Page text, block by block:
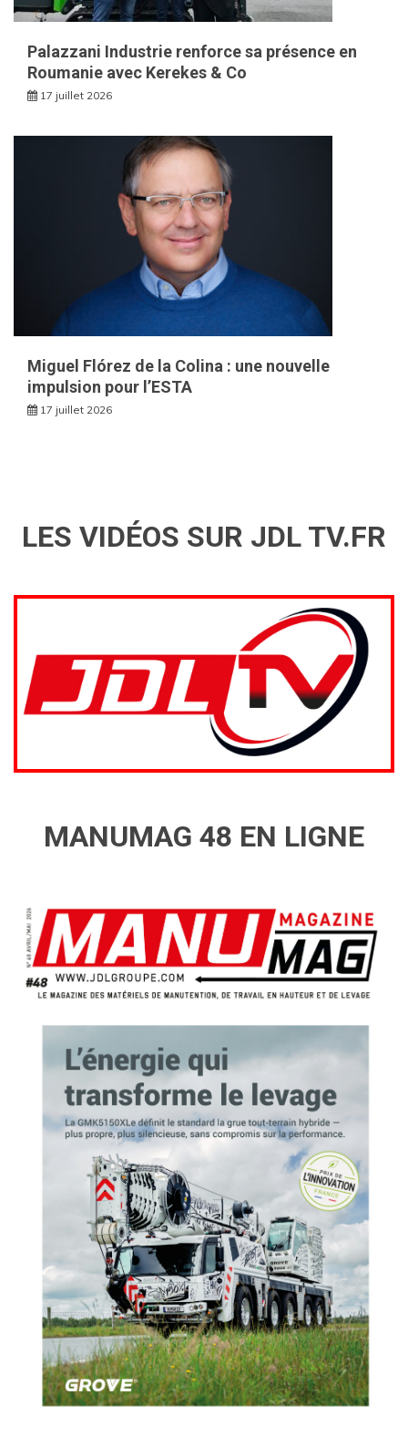
Palazzani Industrie renforce sa présence en
Roumanie avec Kerekes & Co
17 juillet 2026
Miguel Flórez de la Colina : une nouvelle
impulsion pour l’ESTA
17 juillet 2026
LES VIDÉOS SUR JDL TV.FR
MANUMAG 48 EN LIGNE